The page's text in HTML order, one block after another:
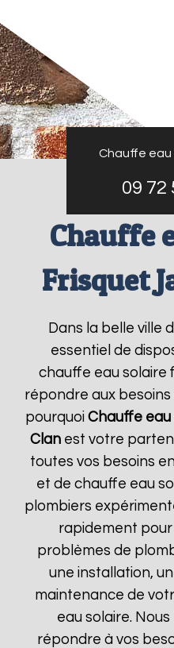
Chauffe eau
09 72
Chauffe
Frisquet
Dans la belle ville
essentiel de
chauffe eau solaire
répondre aux
pourquoiChauffe eau
Clanest votre
toutes vos besoins
et de chauffe eau
plombiers
rapidement
problèmes de
une installation,
maintenance de
eau solaire.
répondre à vos